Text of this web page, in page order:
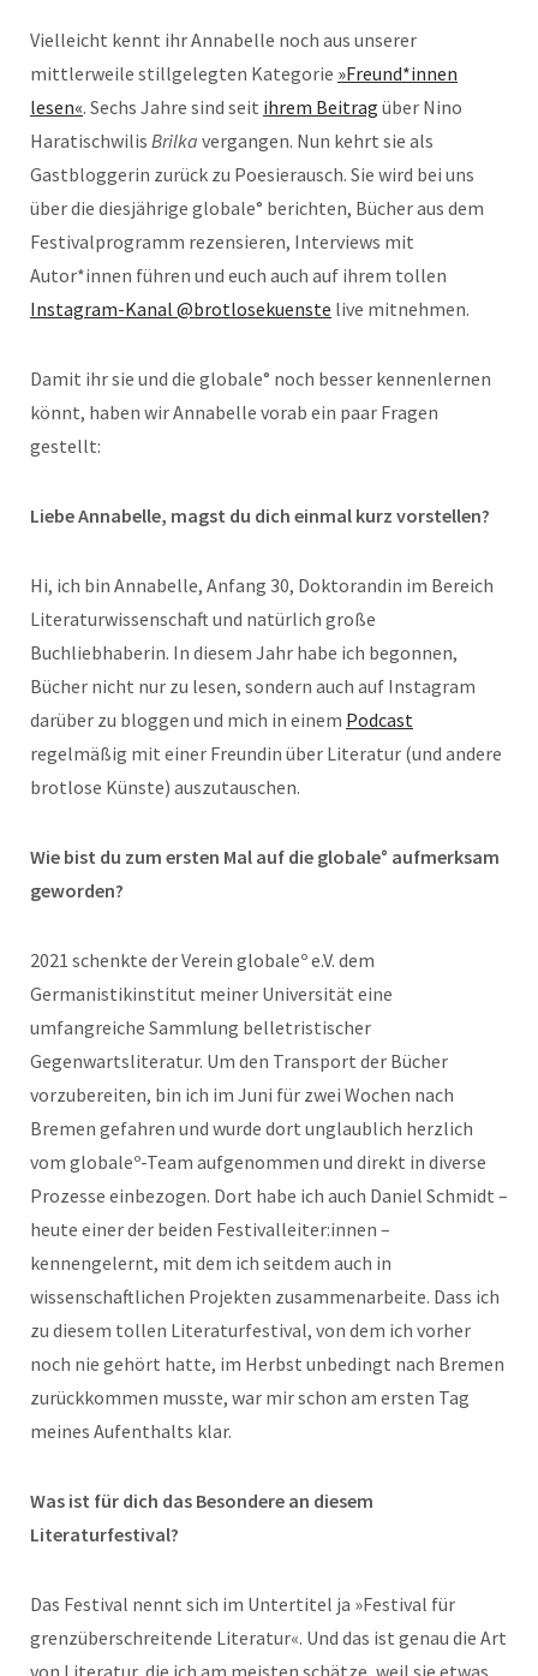
Vielleicht kennt ihr Annabelle noch aus unserer
mittlerweile stillgelegten Kategorie »Freund*innen
lesen«. Sechs Jahre sind seit ihrem Beitrag über Nino
Haratischwilis Brilka vergangen. Nun kehrt sie als
Gastbloggerin zurück zu Poesierausch. Sie wird bei uns
über die diesjährige globale° berichten, Bücher aus dem
Festivalprogramm rezensieren, Interviews mit
Autor*innen führen und euch auch auf ihrem tollen
Instagram-Kanal @brotlosekuenste live mitnehmen.
Damit ihr sie und die globale° noch besser kennenlernen
könnt, haben wir Annabelle vorab ein paar Fragen
gestellt:
Liebe Annabelle, magst du dich einmal kurz vorstellen?
Hi, ich bin Annabelle, Anfang 30, Doktorandin im Bereich
Literaturwissenschaft und natürlich große
Buchliebhaberin. In diesem Jahr habe ich begonnen,
Bücher nicht nur zu lesen, sondern auch auf Instagram
darüber zu bloggen und mich in einem Podcast
regelmäßig mit einer Freundin über Literatur (und andere
brotlose Künste) auszutauschen.
Wie bist du zum ersten Mal auf die globale° aufmerksam
geworden?
2021 schenkte der Verein globaleº e.V. dem
Germanistikinstitut meiner Universität eine
umfangreiche Sammlung belletristischer
Gegenwartsliteratur. Um den Transport der Bücher
vorzubereiten, bin ich im Juni für zwei Wochen nach
Bremen gefahren und wurde dort unglaublich herzlich
vom globaleº-Team aufgenommen und direkt in diverse
Prozesse einbezogen. Dort habe ich auch Daniel Schmidt –
heute einer der beiden Festivalleiter:innen –
kennengelernt, mit dem ich seitdem auch in
wissenschaftlichen Projekten zusammenarbeite. Dass ich
zu diesem tollen Literaturfestival, von dem ich vorher
noch nie gehört hatte, im Herbst unbedingt nach Bremen
zurückkommen musste, war mir schon am ersten Tag
meines Aufenthalts klar.
Was ist für dich das Besondere an diesem
Literaturfestival?
Das Festival nennt sich im Untertitel ja »Festival für
grenzüberschreitende Literatur«. Und das ist genau die Art